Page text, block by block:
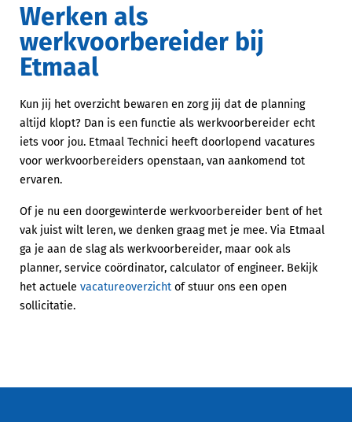
Werken als
werkvoorbereider bij
Etmaal
Kun jij het overzicht bewaren en zorg jij dat de planning
altijd klopt? Dan is een functie als werkvoorbereider echt
iets voor jou. Etmaal Technici heeft doorlopend vacatures
voor werkvoorbereiders openstaan, van aankomend tot
ervaren.
Of je nu een doorgewinterde werkvoorbereider bent of het
vak juist wilt leren, we denken graag met je mee. Via Etmaal
ga je aan de slag als werkvoorbereider, maar ook als
planner, service coördinator, calculator of engineer. Bekijk
het actuele vacatureoverzicht of stuur ons een open
sollicitatie.